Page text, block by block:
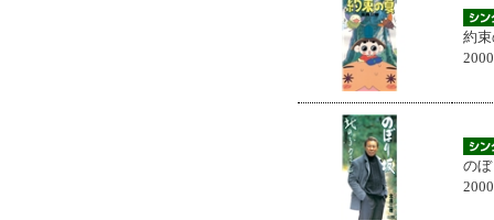
約
の